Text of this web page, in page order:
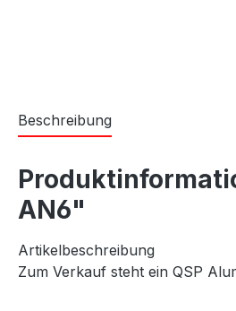
Beschreibung
AN6"
Artikelbeschreibung
Zum Verkauf steht ein QSP